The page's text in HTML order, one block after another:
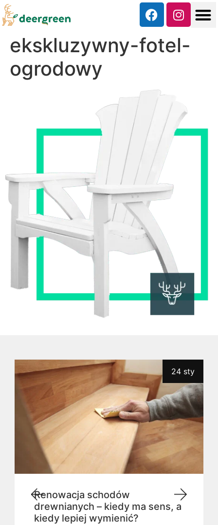
ekskluzywny-fotel-
ogrodowy
24 sty
Renowacja schodów
drewnianych – kiedy ma sens, a
kiedy lepiej wymienić?